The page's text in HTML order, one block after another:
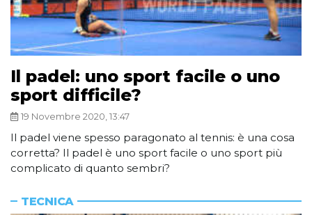
Il padel: uno sport facile o uno
sport difficile?
19 Novembre 2020, 13:47
Il padel viene spesso paragonato al tennis: è una cosa
corretta? Il padel è uno sport facile o uno sport più
complicato di quanto sembri?
TECNICA